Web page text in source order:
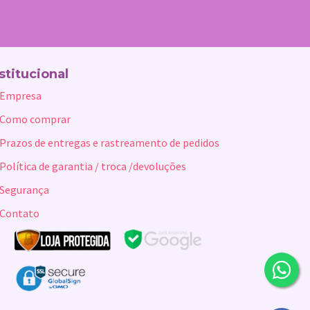
comprar
de entregas e rastreamento de pedidos
de garantia / troca /devoluções